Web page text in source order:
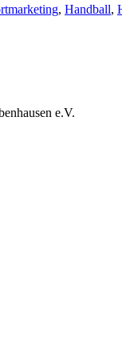
, Handball,
e.V.